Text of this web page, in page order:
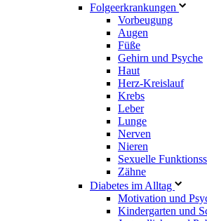
Folgeerkrankungen
Vorbeugung
Augen
Füße
Gehirn und Psyche
Haut
Herz-Kreislauf
Krebs
Leber
Lunge
Nerven
Nieren
Sexuelle
Zähne
Diabetes im Alltag
Motivation und
Kindergarten und